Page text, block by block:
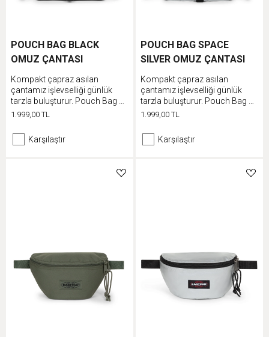
POUCH BAG BLACK
OMUZ ÇANTASI
Kompakt çapraz asılan
çantamız işlevselliği günlük
tarzla buluşturur. Pouch Bag su
itici kaplamaya ve ayarlanabilir
sahiptir ve 30 yıllık garantimizle
koruma altındadır.
1.999,00 TL
Karşılaştır
POUCH BAG SPACE
SILVER OMUZ ÇANTASI
Kompakt çapraz asılan
çantamız işlevselliği günlük
tarzla buluşturur. Pouch Bag su
itici kaplamaya ve ayarlanabilir
sahiptir ve 30 yıllık garantimizle
koruma altındadır.
1.999,00 TL
Karşılaştır